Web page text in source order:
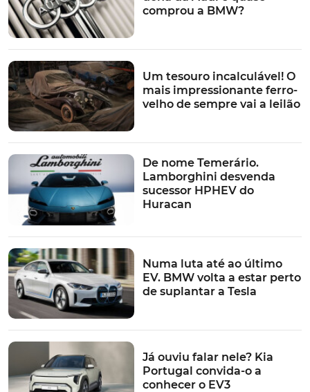
comprou a BMW?
Um tesouro incalculável! O
mais impressionante ferro-
velho de sempre vai a leilão
De nome Temerário.
Lamborghini desvenda
sucessor HPHEV do
Huracan
Numa luta até ao último
EV. BMW volta a estar perto
de suplantar a Tesla
Já ouviu falar nele? Kia
Portugal convida-o a
conhecer o EV3